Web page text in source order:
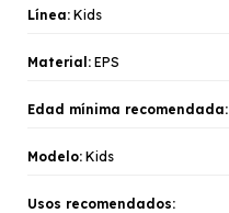
Línea: Kids
Material: EPS
Edad mínima recomendada:
Modelo: Kids
Usos recomendados: